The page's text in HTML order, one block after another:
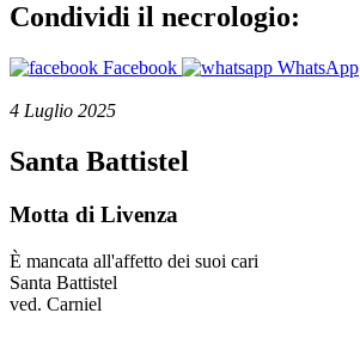
Condividi il necrologio:
Facebook WhatsApp
4 Luglio 2025
Santa Battistel
Motta di Livenza
È mancata all'affetto dei suoi cari
Santa Battistel
ved. Carniel